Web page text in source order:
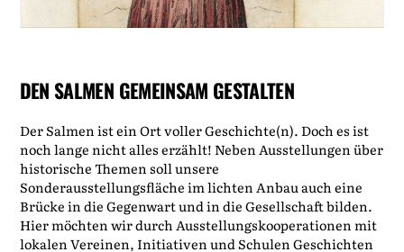
DEN SALMEN GEMEINSAM GESTALTEN
Der Salmen ist ein Ort voller Geschichte(n). Doch es ist
noch lange nicht alles erzählt! Neben Ausstellungen über
historische Themen soll unsere
Sonderausstellungsfläche im lichten Anbau auch eine
Brücke in die Gegenwart und in die Gesellschaft bilden.
Hier möchten wir durch Ausstellungskooperationen mit
lokalen Vereinen, Initiativen und Schulen Geschichten